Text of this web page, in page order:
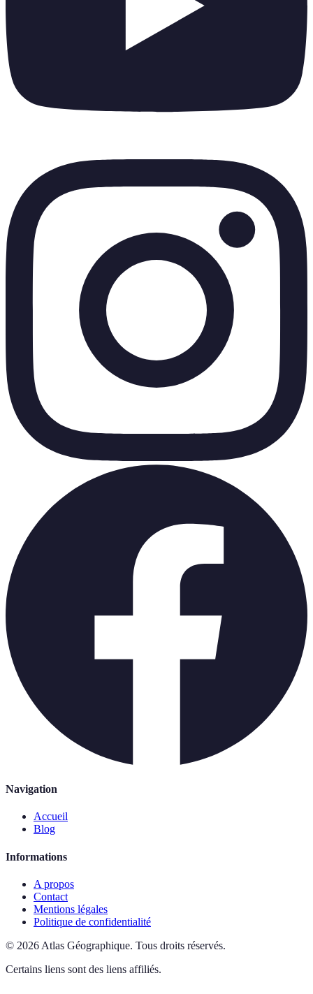
Navigation
Accueil
Blog
Informations
A propos
Contact
Mentions légales
Politique de confidentialité
© 2026 Atlas Géographique. Tous droits réservés.
Certains liens sont des liens affiliés.